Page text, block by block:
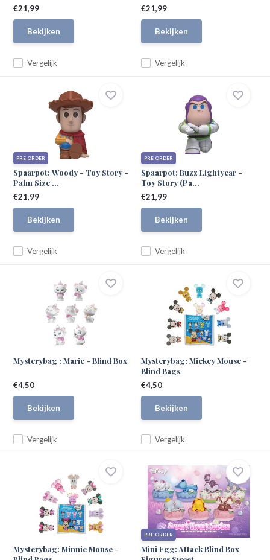
Vergelijk
€21,99
Bekijken
Vergelijk
€21,99
Bekijken
PRE ORDER
Spaarpot: Woody - Toy Story -
Palm Size ...
Vergelijk
€21,99
Bekijken
PRE ORDER
Spaarpot: Buzz Lightyear -
Toy Story (Pa...
Vergelijk
€21,99
Bekijken
Mysterybag : Marie - Blind Box
Vergelijk
€4,50
Bekijken
Mysterybag: Mickey Mouse -
Blind Bags
Vergelijk
€4,50
Bekijken
Mysterybag: Minnie Mouse -
PRE ORDER
Mini Egg: Attack Blind Box